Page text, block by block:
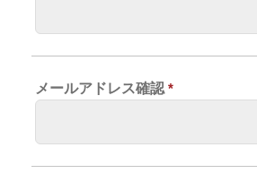
メールアドレス確認 *